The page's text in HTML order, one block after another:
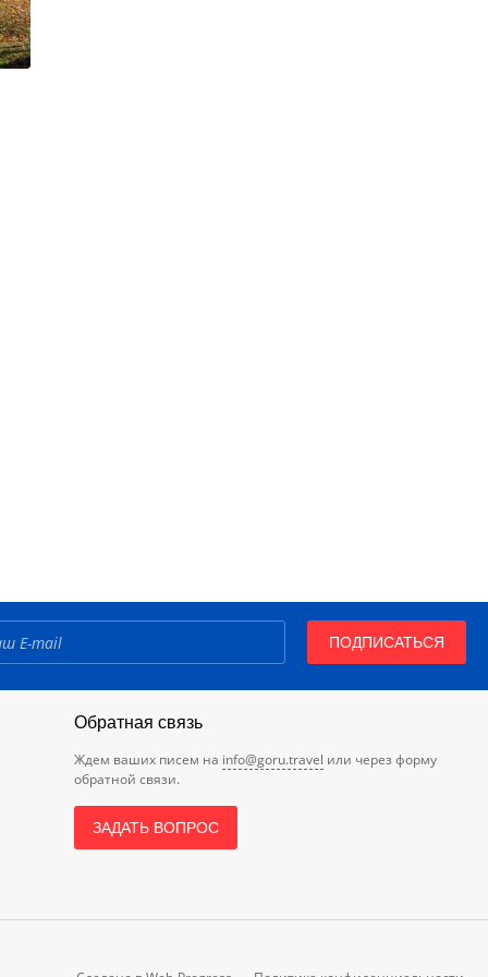
ПОДПИСАТЬСЯ
Обратная связь
Ждем ваших писем на info@goru.travel или через форму
обратной связи.
ЗАДАТЬ ВОПРОС